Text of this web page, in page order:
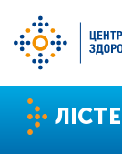
Перейти